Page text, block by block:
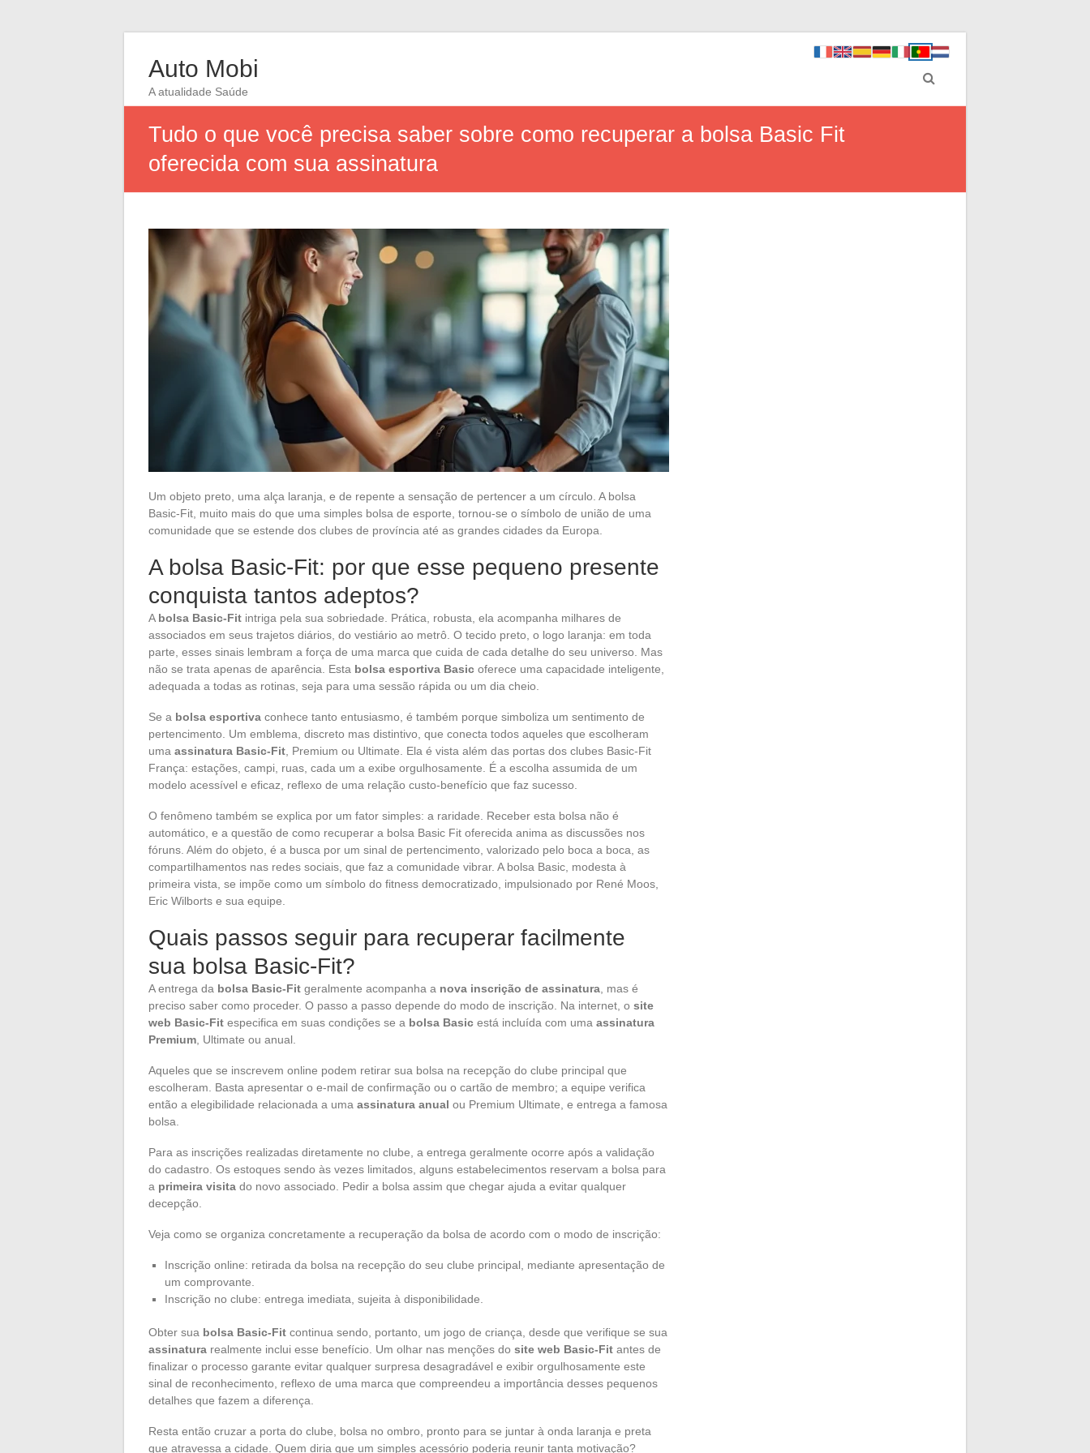
Auto Mobi
A atualidade Saúde
Tudo o que você precisa saber sobre como recuperar a bolsa Basic Fit
oferecida com sua assinatura
Um objeto preto, uma alça laranja, e de repente a sensação de pertencer a um círculo. A bolsa
Basic-Fit, muito mais do que uma simples bolsa de esporte, tornou-se o símbolo de união de uma
comunidade que se estende dos clubes de província até as grandes cidades da Europa.
A bolsa Basic-Fit: por que esse pequeno presente
conquista tantos adeptos?
A bolsa Basic-Fit intriga pela sua sobriedade. Prática, robusta, ela acompanha milhares de
associados em seus trajetos diários, do vestiário ao metrô. O tecido preto, o logo laranja: em toda
parte, esses sinais lembram a força de uma marca que cuida de cada detalhe do seu universo. Mas
não se trata apenas de aparência. Esta bolsa esportiva Basic oferece uma capacidade inteligente,
adequada a todas as rotinas, seja para uma sessão rápida ou um dia cheio.
Se a bolsa esportiva conhece tanto entusiasmo, é também porque simboliza um sentimento de
pertencimento. Um emblema, discreto mas distintivo, que conecta todos aqueles que escolheram
uma assinatura Basic-Fit , Premium ou Ultimate. Ela é vista além das portas dos clubes Basic-Fit
França: estações, campi, ruas, cada um a exibe orgulhosamente. É a escolha assumida de um
modelo acessível e eficaz, reflexo de uma relação custo-benefício que faz sucesso.
O fenômeno também se explica por um fator simples: a raridade. Receber esta bolsa não é
automático, e a questão de como recuperar a bolsa Basic Fit oferecida anima as discussões nos
fóruns. Além do objeto, é a busca por um sinal de pertencimento, valorizado pelo boca a boca, as
compartilhamentos nas redes sociais, que faz a comunidade vibrar. A bolsa Basic, modesta à
primeira vista, se impõe como um símbolo do fitness democratizado, impulsionado por René Moos,
Eric Wilborts e sua equipe.
Quais passos seguir para recuperar facilmente
sua bolsa Basic-Fit?
A entrega da bolsa Basic-Fit geralmente acompanha a nova inscrição de assinatura , mas é
preciso saber como proceder. O passo a passo depende do modo de inscrição. Na internet, o site
web Basic-Fit especifica em suas condições se a bolsa Basic está incluída com uma assinatura
Premium , Ultimate ou anual.
Aqueles que se inscrevem online podem retirar sua bolsa na recepção do clube principal que
escolheram. Basta apresentar o e-mail de confirmação ou o cartão de membro; a equipe verifica
então a elegibilidade relacionada a uma assinatura anual ou Premium Ultimate, e entrega a famosa
bolsa.
Para as inscrições realizadas diretamente no clube, a entrega geralmente ocorre após a validação
do cadastro. Os estoques sendo às vezes limitados, alguns estabelecimentos reservam a bolsa para
a primeira visita do novo associado. Pedir a bolsa assim que chegar ajuda a evitar qualquer
decepção.
Veja como se organiza concretamente a recuperação da bolsa de acordo com o modo de inscrição:
Inscrição online: retirada da bolsa na recepção do seu clube principal, mediante apresentação de
um comprovante.
Inscrição no clube: entrega imediata, sujeita à disponibilidade.
Obter sua bolsa Basic-Fit continua sendo, portanto, um jogo de criança, desde que verifique se sua
assinatura realmente inclui esse benefício. Um olhar nas menções do site web Basic-Fit antes de
finalizar o processo garante evitar qualquer surpresa desagradável e exibir orgulhosamente este
sinal de reconhecimento, reflexo de uma marca que compreendeu a importância desses pequenos
detalhes que fazem a diferença.
Resta então cruzar a porta do clube, bolsa no ombro, pronto para se juntar à onda laranja e preta
que atravessa a cidade. Quem diria que um simples acessório poderia reunir tanta motivação?